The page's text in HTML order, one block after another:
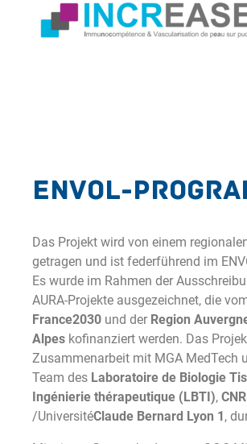
ENVOL-
Das Projekt wird von einem
getragen und ist federführend im
Es wurde im Rahmen der
AURA-Projekte ausgezeichnet, die
France2030 und der Region
Alpes kofinanziert werden. Das
Zusammenarbeit mit MGA MedTech
Team des Laboratoire de Biologie
Ingénierie thérapeutique (LBTI),
/UniversitéClaude Bernard Lyon 1 ,